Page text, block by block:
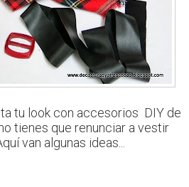
tu look con accesorios DIY de
tienes que renunciar a vestir
van algunas ideas...